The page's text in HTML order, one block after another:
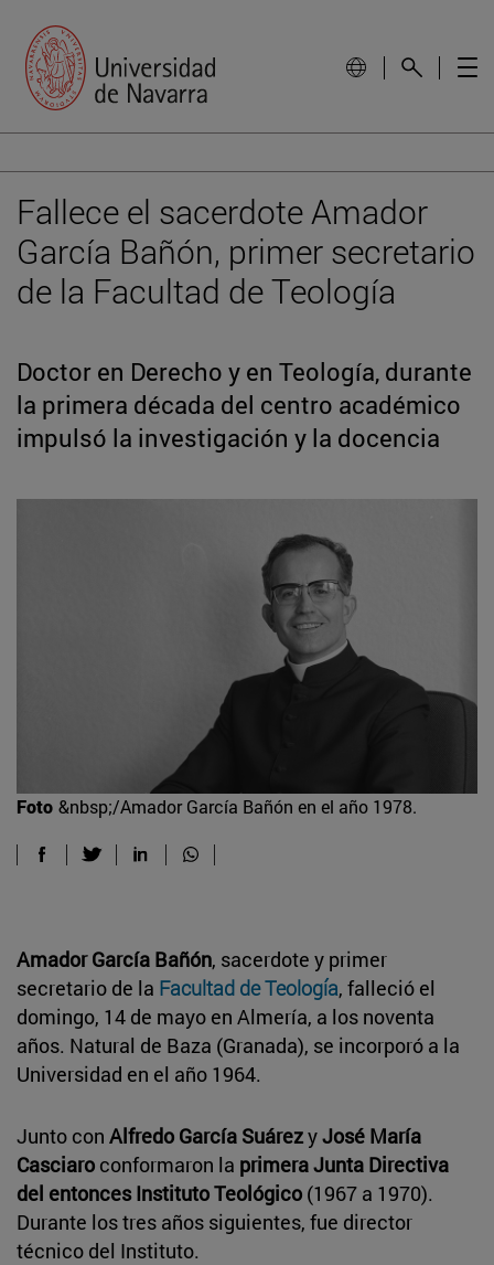
Fallece el sacerdote Amador
García Bañón, primer secretario
de la Facultad de Teología
Doctor en Derecho y en Teología, durante
la primera década del centro académico
impulsó la investigación y la docencia
Foto &nbsp;/Amador García Bañón en el año 1978.
Amador García Bañón, sacerdote y primer
secretario de la Facultad de Teología, falleció el
domingo, 14 de mayo en Almería, a los noventa
años. Natural de Baza (Granada), se incorporó a la
Universidad en el año 1964.
Junto con Alfredo García SuárezyJosé María
Casciaro conformaron la primera Junta Directiva
del entonces Instituto Teológico (1967 a 1970).
Durante los tres años siguientes, fue director
técnico del Instituto.